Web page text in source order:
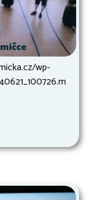
wp-